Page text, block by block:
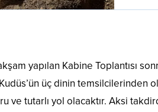
yapılan Kabine Toplantısı
üç dinin temsilcilerinden
ve tutarlı yol olacaktır. Aksi